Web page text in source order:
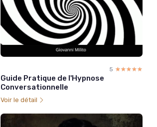
5 ☆☆☆☆☆
★★★★★
Guide Pratique de l'Hypnose
Conversationnelle
Voir le détail